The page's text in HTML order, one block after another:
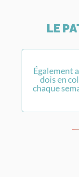
LE
Également
dois en
chaque